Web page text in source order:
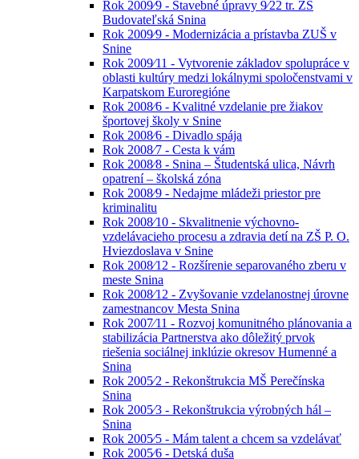
Rok 2009⁄9 - Stavebné úpravy 9⁄22 tr. ZŠ
Budovateľská Snina
Rok 2009⁄9 - Modernizácia a prístavba ZUŠ v
Snine
Rok 2009⁄11 - Vytvorenie základov spolupráce v
oblasti kultúry medzi lokálnymi spoločenstvami v
Karpatskom Euroregióne
Rok 2008⁄6 - Kvalitné vzdelanie pre žiakov
športovej školy v Snine
Rok 2008⁄6 - Divadlo spája
Rok 2008⁄7 - Cesta k vám
Rok 2008⁄8 - Snina – Študentská ulica, Návrh
opatrení – školská zóna
Rok 2008⁄9 - Nedajme mládeži priestor pre
kriminalitu
Rok 2008⁄10 - Skvalitnenie výchovno-
vzdelávacieho procesu a zdravia detí na ZŠ P. O.
Hviezdoslava v Snine
Rok 2008⁄12 - Rozšírenie separovaného zberu v
meste Snina
Rok 2008⁄12 - Zvyšovanie vzdelanostnej úrovne
zamestnancov Mesta Snina
Rok 2007⁄11 - Rozvoj komunitného plánovania a
stabilizácia Partnerstva ako dôležitý prvok
riešenia sociálnej inklúzie okresov Humenné a
Snina
Rok 2005⁄2 - Rekonštrukcia MŠ Perečínska
Snina
Rok 2005⁄3 - Rekonštrukcia výrobných hál –
Snina
Rok 2005⁄5 - Mám talent a chcem sa vzdelávať
Rok 2005⁄6 - Detská duša